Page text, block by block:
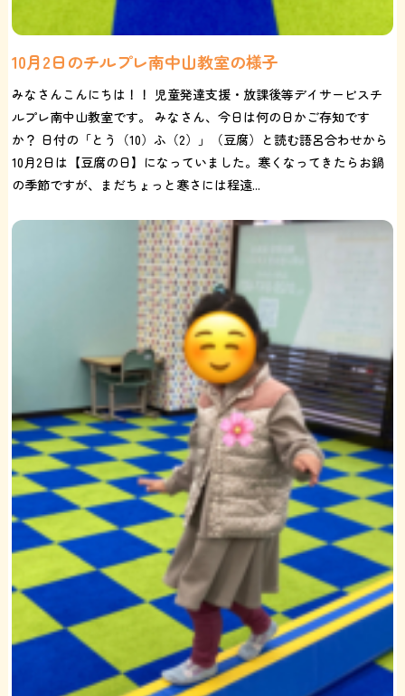
10月2日のチルプレ南中山教室の様子
みなさんこんにちは！！ 児童発達支援・放課後等デイサービスチ
ルプレ南中山教室です。 みなさん、今日は何の日かご存知です
か？ 日付の「とう（10）ふ（2）」（豆腐）と読む語呂合わせから
10月2日は【豆腐の日】になっていました。寒くなってきたらお鍋
の季節ですが、まだちょっと寒さには程遠...